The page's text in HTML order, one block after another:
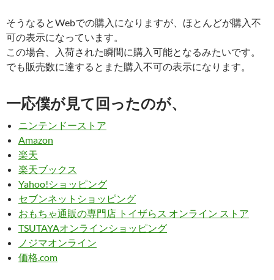
そうなるとWebでの購入になりますが、ほとんどが購入不
可の表示になっています。
この場合、入荷された瞬間に購入可能となるみたいです。
でも販売数に達するとまた購入不可の表示になります。
一応僕が見て回ったのが、
ニンテンドーストア
Amazon
楽天
楽天ブックス
Yahoo!ショッピング
セブンネットショッピング
おもちゃ通販の専門店 トイザらス オンライン ストア
TSUTAYAオンラインショッピング
ノジマオンライン
価格.com